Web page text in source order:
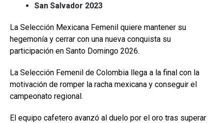
San Salvador 2023
La Selección Mexicana Femenil quiere mantener su
hegemonía y cerrar con una nueva conquista su
participación en Santo Domingo 2026.
La Selección Femenil de Colombia llega a la final con la
motivación de romper la racha mexicana y conseguir el
campeonato regional.
El equipo cafetero avanzó al duelo por el oro tras superar